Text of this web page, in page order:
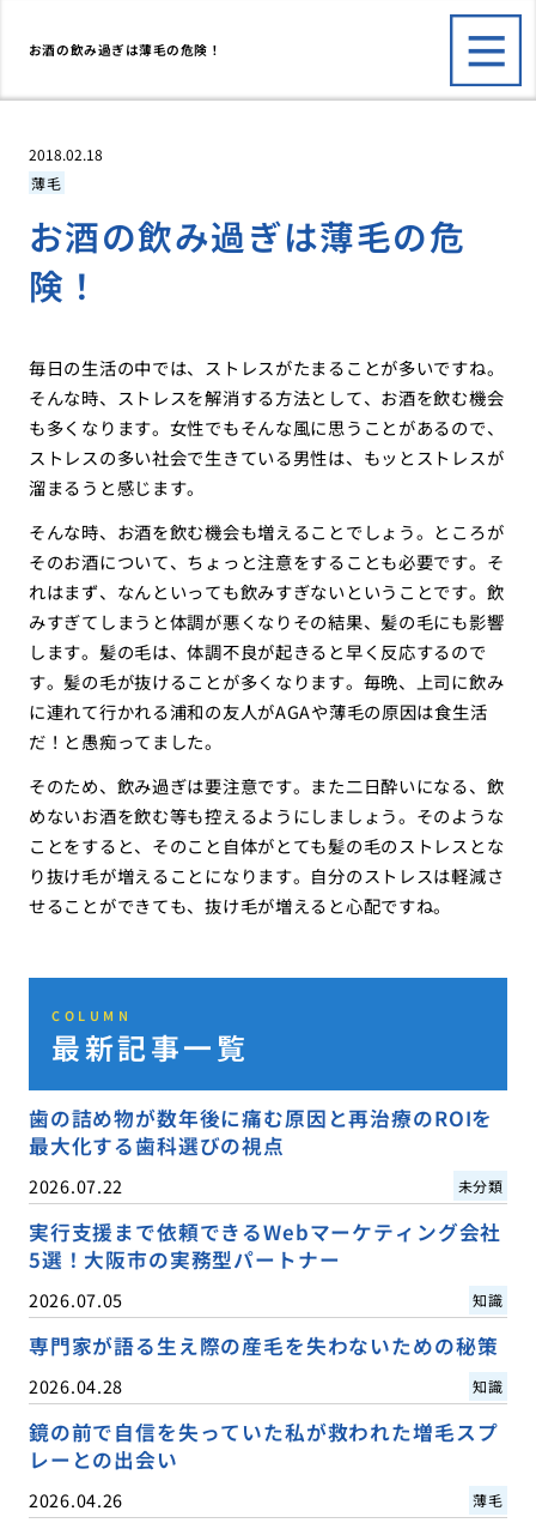
お酒の飲み過ぎは薄毛の危険！
2018.02.18
薄毛
お酒の飲み過ぎは薄毛の危
険！
毎日の生活の中では、ストレスがたまることが多いですね。
そんな時、ストレスを解消する方法として、お酒を飲む機会
も多くなります。女性でもそんな風に思うことがあるので、
ストレスの多い社会で生きている男性は、もッとストレスが
溜まるうと感じます。
そんな時、お酒を飲む機会も増えることでしょう。ところが
そのお酒について、ちょっと注意をすることも必要です。そ
れはまず、なんといっても飲みすぎないということです。飲
みすぎてしまうと体調が悪くなりその結果、髪の毛にも影響
します。髪の毛は、体調不良が起きると早く反応するので
す。髪の毛が抜けることが多くなります。毎晩、上司に飲み
に連れて行かれる浦和の友人がAGAや薄毛の原因は食生活
だ！と愚痴ってました。
そのため、飲み過ぎは要注意です。また二日酔いになる、飲
めないお酒を飲む等も控えるようにしましょう。そのような
ことをすると、そのこと自体がとても髪の毛のストレスとな
り抜け毛が増えることになります。自分のストレスは軽減さ
せることができても、抜け毛が増えると心配ですね。
COLUMN
最新記事一覧
歯の詰め物が数年後に痛む原因と再治療のROIを
最大化する歯科選びの視点
2026.07.22 未分類
実行支援まで依頼できるWebマーケティング会社
5選！大阪市の実務型パートナー
2026.07.05 知識
専門家が語る生え際の産毛を失わないための秘策
2026.04.28 知識
鏡の前で自信を失っていた私が救われた増毛スプ
レーとの出会い
2026.04.26 薄毛